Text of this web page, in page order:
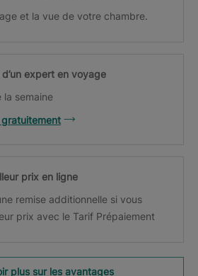
et la vue de votre chambre.
d’un expert en voyage
la semaine
prix en ligne
remise additionnelle si vous
prix avec le Tarif Prépaiement
plus sur les avantages